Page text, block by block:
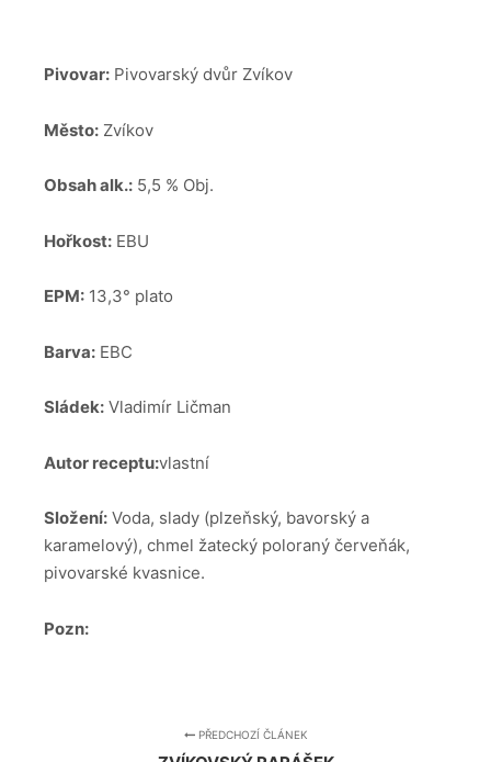
Pivovar: Pivovarský dvůr Zvíkov
Město: Zvíkov
Obsah alk.: 5,5 % Obj.
Hořkost: EBU
EPM: 13,3° plato
Barva: EBC
Sládek: Vladimír Ličman
Autor receptu:vlastní
Složení: Voda, slady (plzeňský, bavorský a
karamelový), chmel žatecký poloraný červeňák,
pivovarské kvasnice.
Pozn:
PŘEDCHOZÍ ČLÁNEK